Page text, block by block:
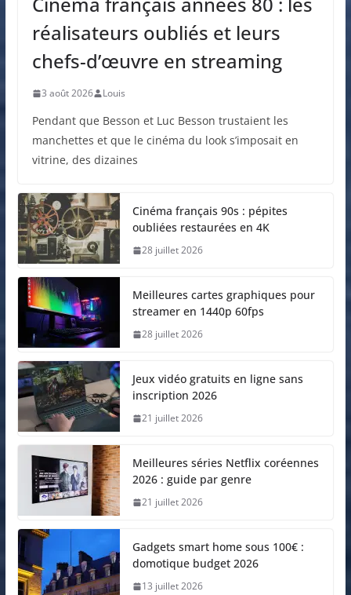
réalisateurs oubliés et leurs
chefs-d’œuvre en streaming
3 août 2026 Louis
Pendant que Besson et Luc Besson trustaient les
manchettes et que le cinéma du look s’imposait en
vitrine, des dizaines
Cinéma français 90s : pépites
oubliées restaurées en 4K
28 juillet 2026
Meilleures cartes graphiques pour
streamer en 1440p 60fps
28 juillet 2026
Jeux vidéo gratuits en ligne sans
inscription 2026
21 juillet 2026
Meilleures séries Netflix coréennes
2026 : guide par genre
21 juillet 2026
Gadgets smart home sous 100€ :
domotique budget 2026
13 juillet 2026